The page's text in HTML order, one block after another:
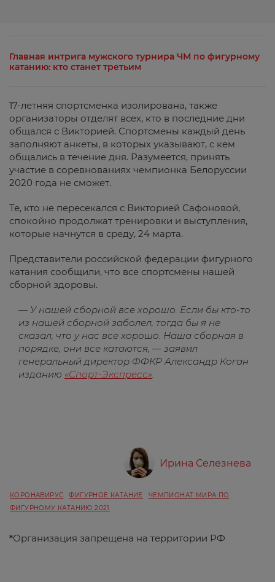
Главная интрига мужского турнира ЧМ по фигурному
катанию: кто станет третьим
17-летняя спортсменка изолирована, также
организаторы отделят всех, кто в последние дни
общался с Викторией. Спортсмены каждый день
заполняют анкеты, в которых указывают, с кем
общались в течение дня. Разумеется, принять
участие в соревнованиях чемпионка Белоруссии
2020 года не сможет.
Те, кто не пересекался с Викторией Сафоновой,
спокойно продолжат тренировки и выступления,
которые начнутся в среду, 24 марта.
Представители российской федерации фигурного
катания сообщили, что все спортсмены нашей
сборной здоровы.
— У нашей сборной все хорошо. Если бы кто-то
из нашей сборной заболел, тогда бы я не
сказал, что у нас все хорошо. Наша сборная в
порядке, они все катаются, — заявил
генеральный директор ФФКР Александр Коган
изданию «Спорт-Экспресс».
Ирина Селезнева
КОРОНАВИРУС ФИГУРНОЕ КАТАНИЕ
ЧЕМПИОНАТ МИРА ПО
ФИГУРНОМУ КАТАНИЮ 2021
*Организация запрещена на территории РФ